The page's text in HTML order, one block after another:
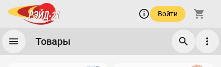
Войти
Товары